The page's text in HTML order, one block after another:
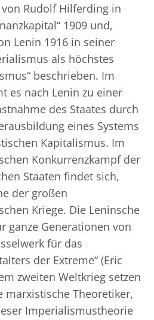
Rudolf Hilferding in
1909 und,
Lenin 1916 in seiner
als höchstes
beschrieben. Im
es nach Lenin zu einer
des Staates durch
eines Systems
Kapitalismus. Im
Konkurrenzkampf der
Staaten findet sich,
der großen
Kriege. Die Leninsche
ganze Generationen von
für das
der Extreme“ (Eric
zweiten Weltkrieg setzen
marxistische Theoretiker,
Imperialismustheorie